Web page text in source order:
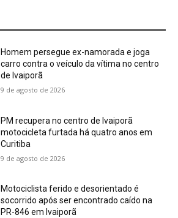
Homem persegue ex-namorada e joga
carro contra o veículo da vítima no centro
de Ivaiporã
9 de agosto de 2026
PM recupera no centro de Ivaiporã
motocicleta furtada há quatro anos em
Curitiba
9 de agosto de 2026
Motociclista ferido e desorientado é
socorrido após ser encontrado caído na
PR-846 em Ivaiporã